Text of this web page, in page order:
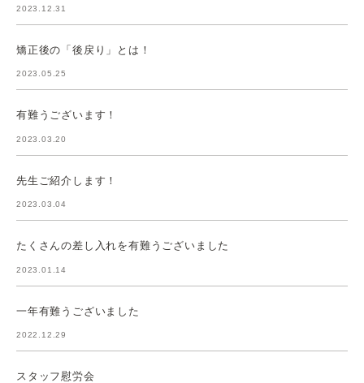
2023.12.31
矯正後の「後戻り」とは！
2023.05.25
有難うございます！
2023.03.20
先生ご紹介します！
2023.03.04
たくさんの差し入れを有難うございました
2023.01.14
一年有難うございました
2022.12.29
スタッフ慰労会